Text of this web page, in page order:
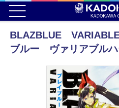
BLAZBLUE
ブルー ヴァリアブル